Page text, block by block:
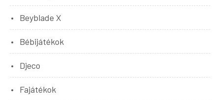
Beyblade X
Bébijátékok
Djeco
Fajátékok